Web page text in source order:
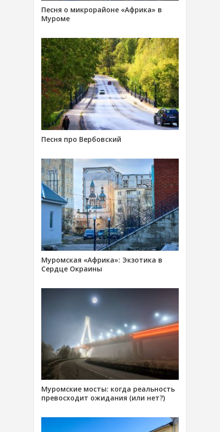
Песня о микрорайоне «Африка» в
Муроме
Песня про Вербовский
Муромская «Африка»: Экзотика в
Сердце Окраины
Муромские мосты: когда реальность
превосходит ожидания (или нет?)